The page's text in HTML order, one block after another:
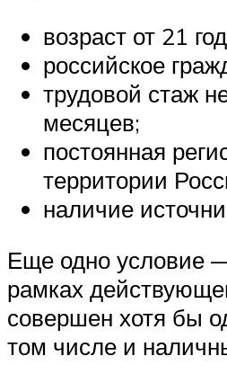
возраст от 21
российское
трудовой стаж
месяцев;
постоянная
территории
наличие
Еще одно условие
рамках
совершен хотя бы
том числе и